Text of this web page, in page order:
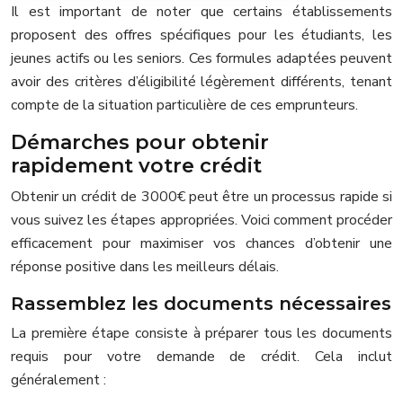
Il est important de noter que certains établissements
proposent des offres spécifiques pour les étudiants, les
jeunes actifs ou les seniors. Ces formules adaptées peuvent
avoir des critères d’éligibilité légèrement différents, tenant
compte de la situation particulière de ces emprunteurs.
Démarches pour obtenir
rapidement votre crédit
Obtenir un crédit de 3000€ peut être un processus rapide si
vous suivez les étapes appropriées. Voici comment procéder
efficacement pour maximiser vos chances d’obtenir une
réponse positive dans les meilleurs délais.
Rassemblez les documents nécessaires
La première étape consiste à préparer tous les documents
requis pour votre demande de crédit. Cela inclut
généralement :